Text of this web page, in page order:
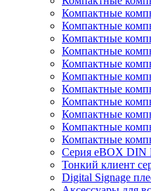
Компактные
Компактные
Компактные
Компактные
Компактные
Компактные
Компактные
Компактные
Компактные
Компактные
Компактные
Серия eBOX DIN
Тонкий клиент
Digital Signage